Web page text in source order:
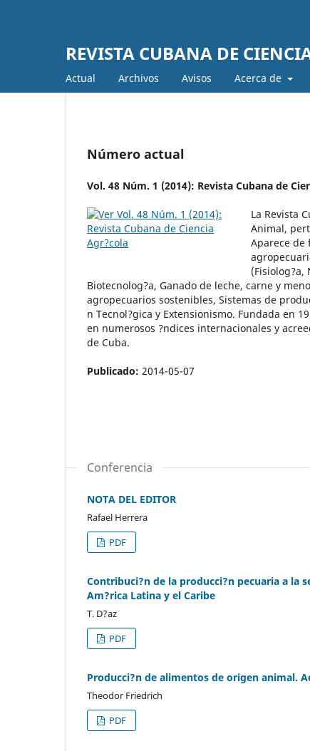
REVISTA CUBANA DE
Actual Archivos Avisos Acerca de
Número actual
Vol. 48 Núm. 1 (2014): Revista Cubana de
La Revista
Animal,
Aparece de
Biotecnolog?a, Ganado de leche, carne y
agropecuarios sostenibles, Sistemas de
n Tecnol?gica y Extensionismo. Fundada en
en numerosos ?ndices internacionales y
de Cuba.
Publicado: 2014-05-07
Conferencia
NOTA DEL EDITOR
Rafael Herrera
PDF
Contribuci?n de la producci?n pecuaria a la
Am?rica Latina y el Caribe
T. D?az
PDF
Producci?n de alimentos de origen animal.
Theodor Friedrich
PDF